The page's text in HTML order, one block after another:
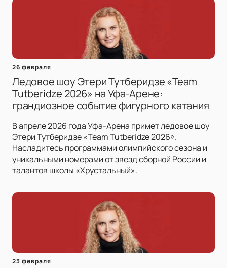
26 февраля
Ледовое шоу Этери Тутберидзе «Team
Tutberidze 2026» на Уфа-Арене:
грандиозное событие фигурного катания
В апреле 2026 года Уфа-Арена примет ледовое шоу
Этери Тутберидзе «Team Tutberidze 2026».
Насладитесь программами олимпийского сезона и
уникальными номерами от звезд сборной России и
талантов школы «Хрустальный».
23 февраля